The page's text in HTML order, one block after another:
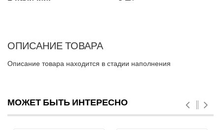
ОПИСАНИЕ ТОВАРА
Описание товара находится в стадии наполнения
МОЖЕТ БЫТЬ ИНТЕРЕСНО